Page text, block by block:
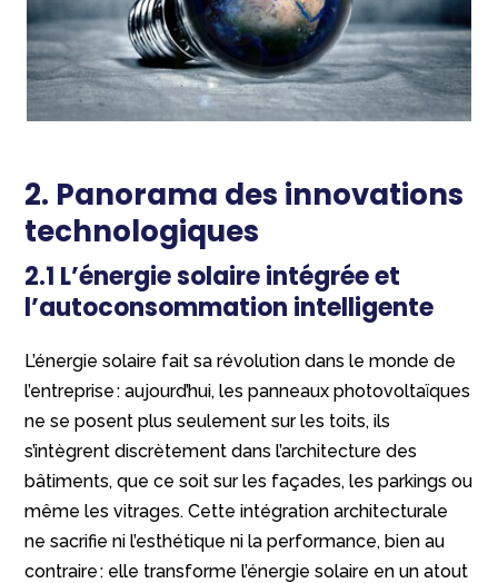
2. Panorama des innovations
technologiques
2.1 L’énergie solaire intégrée et
l’autoconsommation intelligente
L’énergie solaire fait sa révolution dans le monde de
l’entreprise : aujourd’hui, les panneaux photovoltaïques
ne se posent plus seulement sur les toits, ils
s’intègrent discrètement dans l’architecture des
bâtiments, que ce soit sur les façades, les parkings ou
même les vitrages. Cette intégration architecturale
ne sacrifie ni l’esthétique ni la performance, bien au
contraire : elle transforme l’énergie solaire en un atout